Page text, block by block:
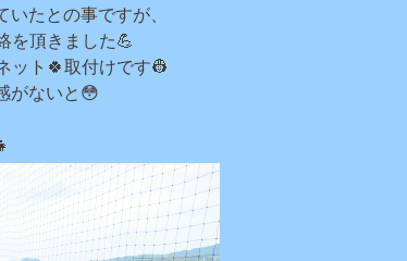
たとの事ですが、
を頂きました💪
ット🍀取付けです👷
がないと😳